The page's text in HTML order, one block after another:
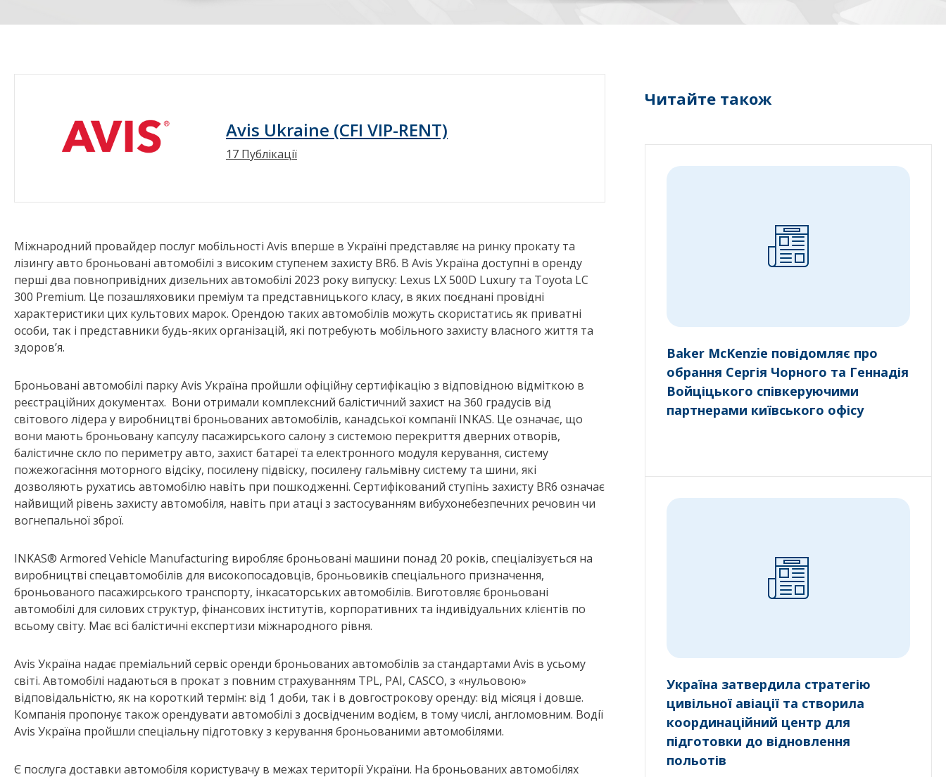
Avis Ukraine (CFI VIP-RENT)
17 Публікації
Міжнародний провайдер послуг мобільності Avis вперше в Україні представляє на ринку прокату та
лізингу авто броньовані автомобілі з високим ступенем захисту BR6. В Avis Україна доступні в оренду
перші два повнопривідних дизельних автомобілі 2023 року випуску: Lexus LX 500D Luxury та Toyota LC
300 Premium. Це позашляховики преміум та представницького класу, в яких поєднані провідні
характеристики цих культових марок. Орендою таких автомобілів можуть скористатись як приватні
особи, так і представники будь-яких організацій, які потребують мобільного захисту власного життя та
здоров’я.
Броньовані автомобілі парку Avis Україна пройшли офіційну сертифікацію з відповідною відміткою в
реєстраційних документах. Вони отримали комплексний балістичний захист на 360 градусів від
світового лідера у виробництві броньованих автомобілів, канадської компанії INKAS. Це означає, що
вони мають броньовану капсулу пасажирського салону з системою перекриття дверних отворів,
балістичне скло по периметру авто, захист батареї та електронного модуля керування, систему
пожежогасіння моторного відсіку, посилену підвіску, посилену гальмівну систему та шини, які
дозволяють рухатись автомобілю навіть при пошкодженні. Сертифікований ступінь захисту BR6 означає
найвищий рівень захисту автомобіля, навіть при атаці з застосуванням вибухонебезпечних речовин чи
вогнепальної зброї.
INKAS® Armored Vehicle Manufacturing виробляє броньовані машини понад 20 років, спеціалізується на
виробництві спецавтомобілів для високопосадовців, броньовиків спеціального призначення,
броньованого пасажирського транспорту, інкасаторських автомобілів. Виготовляє броньовані
автомобілі для силових структур, фінансових інститутів, корпоративних та індивідуальних клієнтів по
всьому світу. Має всі балістичні експертизи міжнародного рівня.
Avis Україна надає преміальний сервіс оренди броньованих автомобілів за стандартами Avis в усьому
світі. Автомобілі надаються в прокат з повним страхуванням TPL, PAI, CASCO, з «нульовою»
відповідальністю, як на короткий термін: від 1 доби, так і в довгострокову оренду: від місяця і довше.
Компанія пропонує також орендувати автомобілі з досвідченим водієм, в тому числі, англомовним. Водії
Avis Україна пройшли спеціальну підготовку з керування броньованими автомобілями.
Є послуга доставки автомобіля користувачу в межах території України. На броньованих автомобілях
Читайте також
Baker McKenzie повідомляє про
обрання Сергія Чорного та Геннадія
Войціцького співкеруючими
партнерами київського офісу
Україна затвердила стратегію
цивільної авіації та створила
координаційний центр для
підготовки до відновлення
польотів